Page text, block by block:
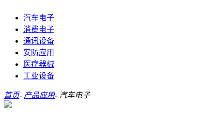
汽车电子
消费电子
通讯设备
安防应用
医疗器械
工业设备
首页- 产品应用- 汽车电子